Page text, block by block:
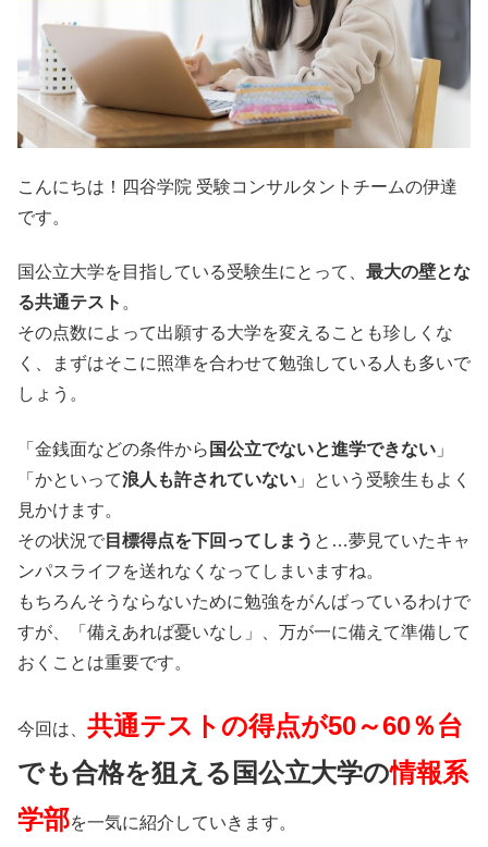
こんにちは！四谷学院 受験コンサルタントチームの伊達
です。
国公立大学を目指している受験生にとって、 最大の壁とな
る共通テスト 。
その点数によって出願する大学を変えることも珍しくな
く、まずはそこに照準を合わせて勉強している人も多いで
しょう。
「金銭面などの条件から 国公立でないと進学できない 」
「かといって浪人も許されていない 」という受験生もよく
見かけます。
その状況で 目標得点を下回ってしまう と…夢見ていたキャ
ンパスライフを送れなくなってしまいますね。
もちろんそうならないために勉強をがんばっているわけで
すが、「備えあれば憂いなし」、万が一に備えて準備して
おくことは重要です。
今回は、 共通テストの得点が50～60％台
でも合格を狙える 国公立大学の情報系
学部を一気に紹介していきます。